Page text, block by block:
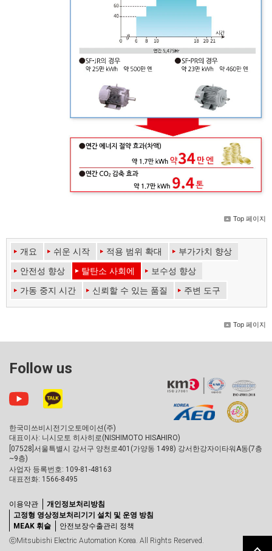
Top 페이지
개요 쉬운 시작 적용 범위 확대
부가가치 향상
안전성 향상
탈탄소 사회에
보수성 향상
가동 중지 시간
신뢰할 수 있는 품질 주변 도구
Top 페이지
Follow us
한국미쓰비시전기오토메이션(주)
대표이사: 니시모토 히사히로(NISHIMOTO HISAHIRO)
[07528]서울특별시 강서구 양천로401(가양동 1498) 강서한강자이타워A동(7층
~9층)
사업자 등록번호: 109-81-48163
대표전화: 1566-8495
이용약관
개인정보처리방침
고정형 영상정보처리기기 설치 및 운영 방침
MEAK 휘슬
안전보장수출관리 정책
ⓒMitsubishi Electric Automation Korea. All Rights Reserved.